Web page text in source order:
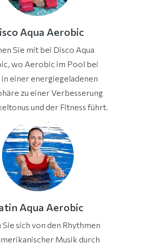
Aqua Aerobic
Sie mit bei Disco Aqua
wo Aerobic im Pool bei
in einer energiegeladenen
zu einer Verbesserung
und der Fitness führt.
Aqua Aerobic
Sie sich von den Rhythmen
Musik durch